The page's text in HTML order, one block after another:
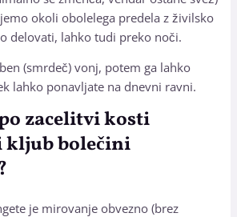
okoli obolelega predela z živilsko
delovati, lahko tudi preko noči.
(smrdeč) vonj, potem ga lahko
lahko ponavljate na dnevni ravni.
zacelitvi kosti
bolečini
je mirovanje obvezno (brez